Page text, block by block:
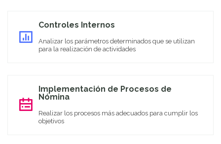
Controles Internos
Analizar los parámetros determinados que se utilizan
para la realización de actividades
Implementación de Procesos de
Nómina
Realizar los procesos más adecuados para cumplir los
objetivos